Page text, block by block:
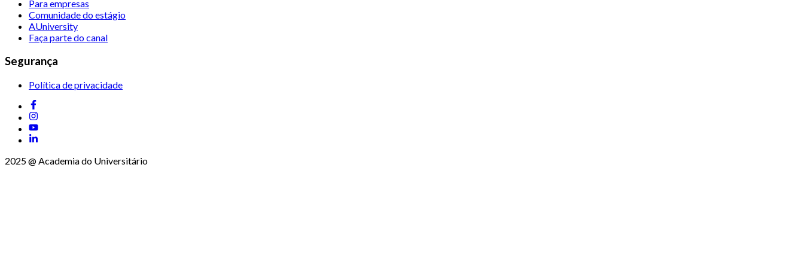
Para empresas
Comunidade do estágio
AUniversity
Faça parte do canal
Segurança
Política de privacidade
2025 @ Academia do Universitário